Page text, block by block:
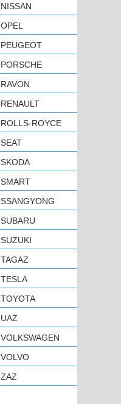
NISSAN
OPEL
PEUGEOT
PORSCHE
RAVON
RENAULT
ROLLS-ROYCE
SEAT
SKODA
SMART
SSANGYONG
SUBARU
SUZUKI
TAGAZ
TESLA
TOYOTA
UAZ
VOLKSWAGEN
VOLVO
ZAZ